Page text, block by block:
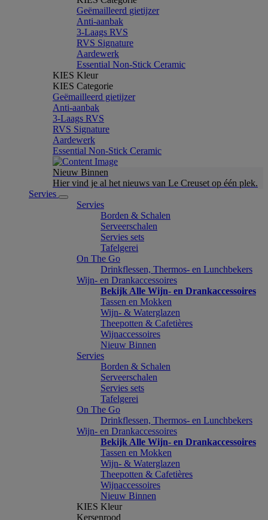
Geëmailleerd gietijzer
Anti-aanbak
3-Laags RVS
RVS Signature
Aardewerk
Essential Non-Stick Ceramic
KIES Kleur
KIES Categorie
Geëmailleerd gietijzer
Anti-aanbak
3-Laags RVS
RVS Signature
Aardewerk
Essential Non-Stick Ceramic
Nieuw Binnen
Hier vind je al het nieuws van Le Creuset op één plek.
Servies
Servies
Borden & Schalen
Serveerschalen
Servies sets
Tafelgerei
On The Go
Drinkflessen, Thermos- en Lunchbekers
Wijn- en Drankaccessoires
Bekijk Alle Wijn- en Drankaccessoires
Tassen en Mokken
Wijn- & Waterglazen
Theepotten & Cafetières
Wijnaccessoires
Nieuw Binnen
Servies
Borden & Schalen
Serveerschalen
Servies sets
Tafelgerei
On The Go
Drinkflessen, Thermos- en Lunchbekers
Wijn- en Drankaccessoires
Bekijk Alle Wijn- en Drankaccessoires
Tassen en Mokken
Wijn- & Waterglazen
Theepotten & Cafetières
Wijnaccessoires
Nieuw Binnen
KIES Kleur
Kersenrood